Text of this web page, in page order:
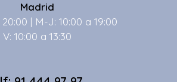
Madrid
20:00 | M-J: 10:00 a 19:00
V: 10:00 a 13:30